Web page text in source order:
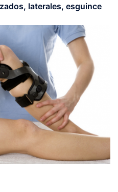
laterales, esguince